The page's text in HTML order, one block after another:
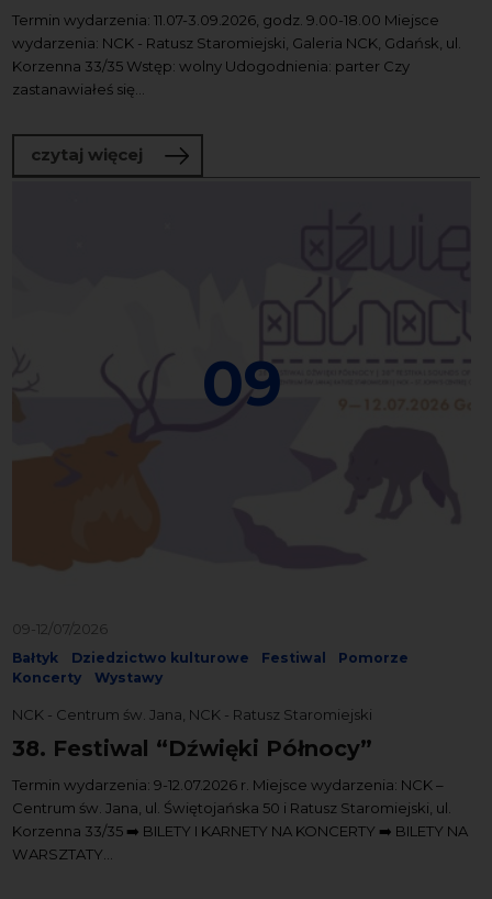
Termin wydarzenia: 11.07-3.09.2026, godz. 9.00-18.00 Miejsce
wydarzenia: NCK - Ratusz Staromiejski, Galeria NCK, Gdańsk, ul.
Korzenna 33/35 Wstęp: wolny Udogodnienia: parter Czy
zastanawiałeś się...
czytaj więcej o Bałtyckie Rewizje Soniczne |
09
09-12/07/2026
Bałtyk Dziedzictwo kulturowe Festiwal
Pomorze
Koncerty
Wystawy
NCK - Centrum św. Jana, NCK - Ratusz Staromiejski
38. Festiwal “Dźwięki Północy”
Termin wydarzenia: 9-12.07.2026 r. Miejsce wydarzenia: NCK –
Centrum św. Jana, ul. Świętojańska 50 i Ratusz Staromiejski, ul.
Korzenna 33/35 ➡️ BILETY I KARNETY NA KONCERTY ➡️ BILETY NA
WARSZTATY...